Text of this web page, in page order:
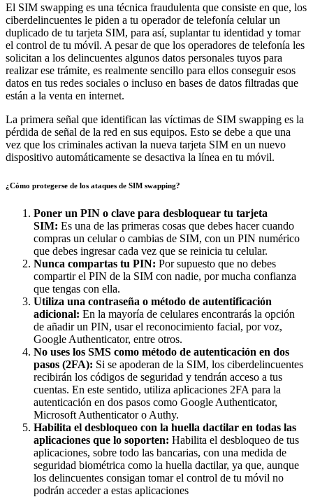
El SIM swapping es una técnica fraudulenta que consiste en que, los
ciberdelincuentes le piden a tu operador de telefonía celular un
duplicado de tu tarjeta SIM, para así, suplantar tu identidad y tomar
el control de tu móvil. A pesar de que los operadores de telefonía les
solicitan a los delincuentes algunos datos personales tuyos para
realizar ese trámite, es realmente sencillo para ellos conseguir esos
datos en tus redes sociales o incluso en bases de datos filtradas que
están a la venta en internet.
La primera señal que identifican las víctimas de SIM swapping es la
pérdida de señal de la red en sus equipos. Esto se debe a que una
vez que los criminales activan la nueva tarjeta SIM en un nuevo
dispositivo automáticamente se desactiva la línea en tu móvil.
¿Cómo protegerse de los ataques de SIM swapping?
Poner un PIN o clave para desbloquear tu tarjeta
SIM: Es una de las primeras cosas que debes hacer cuando
compras un celular o cambias de SIM, con un PIN numérico
que debes ingresar cada vez que se reinicia tu celular.
Nunca compartas tu PIN: Por supuesto que no debes
compartir el PIN de la SIM con nadie, por mucha confianza
que tengas con ella.
Utiliza una contraseña o método de autentificación
adicional: En la mayoría de celulares encontrarás la opción
de añadir un PIN, usar el reconocimiento facial, por voz,
Google Authenticator, entre otros.
No uses los SMS como método de autenticación en dos
pasos (2FA): Si se apoderan de la SIM, los ciberdelincuentes
recibirán los códigos de seguridad y tendrán acceso a tus
cuentas. En este sentido, utiliza aplicaciones 2FA para la
autenticación en dos pasos como Google Authenticator,
Microsoft Authenticator o Authy.
Habilita el desbloqueo con la huella dactilar en todas las
aplicaciones que lo soporten: Habilita el desbloqueo de tus
aplicaciones, sobre todo las bancarias, con una medida de
seguridad biométrica como la huella dactilar, ya que, aunque
los delincuentes consigan tomar el control de tu móvil no
podrán acceder a estas aplicaciones